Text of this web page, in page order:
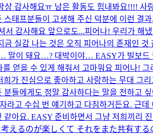
상 감사해요ㅠ 남은 활동도 힘내봐요!!!! 사
태프분들이 고생해 주신 덕분에 이런 결
서 감사해요 앞으로도...피어나! 우리가 해
실감 나는 것은 오직 피어나의 존재인 것
이 돼요…? 대박이야… EASY가 빌보드
얻을 수 있게 해줘서 고마워요 피어나!
가 진심으로 좋아하고 사랑하는 무대 그
들에게도 정말 감사하다는 말을 전하고
고 수십 번 얘기하고 다짐하거든요. 근데
아요. EASY 준비하면서 그냥 저희끼리
えるのが楽しくて それをまた共有す